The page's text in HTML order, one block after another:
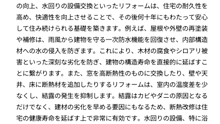
の向上、水回りの設備交換といったリフォームは、住宅の耐久性を
高め、快適性を向上させることで、その後何十年にもわたって安心
して住み続けられる基礎を築きます。例えば、屋根や外壁の再塗装
や補修は、雨風から建物を守る一次防水機能を回復させ、内部構造
材への水の侵入を防ぎます。これにより、木材の腐食やシロアリ被
害といった深刻な劣化を防ぎ、建物の構造寿命を直接的に延ばすこ
とに繋がります。また、窓を高断熱性のものに交換したり、壁や天
井、床に断熱材を追加したりするリフォームは、室内の温度差を少
なくし、結露の発生を抑制します。結露はカビやダニの原因となる
だけでなく、建材の劣化を早める要因にもなるため、断熱改修は住
宅の健康寿命を延ばす上で非常に有効です。水回りの設備、特に浴